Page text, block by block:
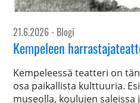
21.6.2026- Blogi
Kempeleen
Kempeleessä teatteri on
osa paikallista kulttuuria.
museolla, koulujen saleissa